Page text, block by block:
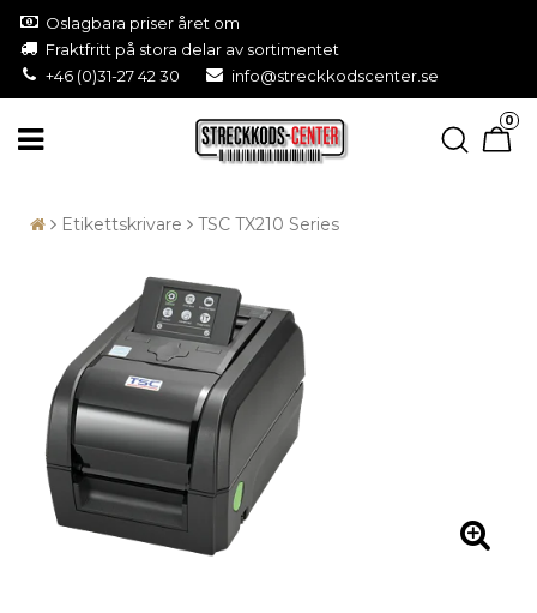
Oslagbara priser året om
Fraktfritt på stora delar av sortimentet
+46 (0)31-27 42 30
info@streckkodscenter.se
0
Etikettskrivare TSC TX210 Series